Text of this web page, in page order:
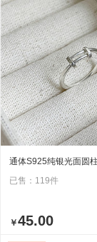
已售：119件
￥45.00